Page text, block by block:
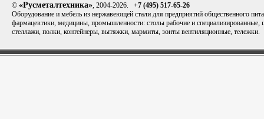
© «Русметалтехника», 2004-2026. +7 (495) 517-65-26
Оборудование и мебель из нержавеющей стали для предприятий общественного
фармацевтики, медицины, промышленности: столы рабочие и
стеллажи, полки, контейнеры, вытяжки, мармиты, зонты вентиляционные, тележки.